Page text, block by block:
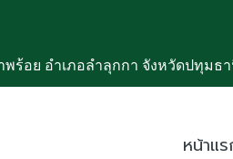
อย อำเภอลำลุกกา จังหวัดปทุมธา
หน้าแ